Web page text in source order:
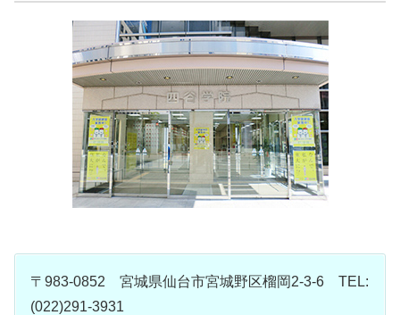
〒983-0852 宮城県仙台市宮城野区榴岡2-3-6 TEL:
(022)291-3931